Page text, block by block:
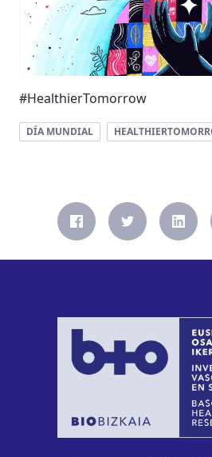
#HealthierTomorrow
DÍA MUNDIAL